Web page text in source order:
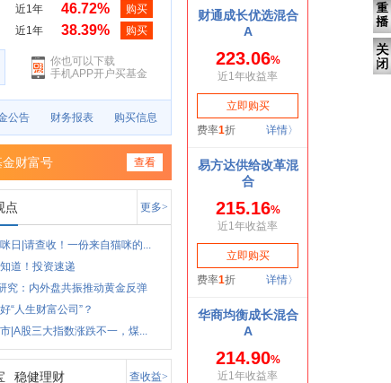
近1年 46.72%
购买
近1年 38.39% 购买
你也可以下载
手机APP开户买基金
公告 财务报表 购买信息
金财富号 查看
点 更多>
日|请查收！一份来自猫咪的...
道！投资速递
究：内外盘共振推动黄金反弹
“人生财富公司”？
|A股三大指数涨跌不一，煤...
稳健理财 查收益>